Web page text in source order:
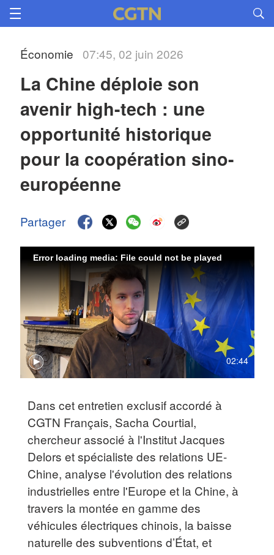
Économie 07:45, 02 juin 2026
La Chine déploie son
avenir high-tech : une
opportunité historique
pour la coopération sino-
européenne
Partager
02:44
Error loading media: File could not be played
Dans cet entretien exclusif accordé à
CGTN Français, Sacha Courtial,
chercheur associé à l'Institut Jacques
Delors et spécialiste des relations UE-
Chine, analyse l'évolution des relations
industrielles entre l'Europe et la Chine, à
travers la montée en gamme des
véhicules électriques chinois, la baisse
naturelle des subventions d’État, et